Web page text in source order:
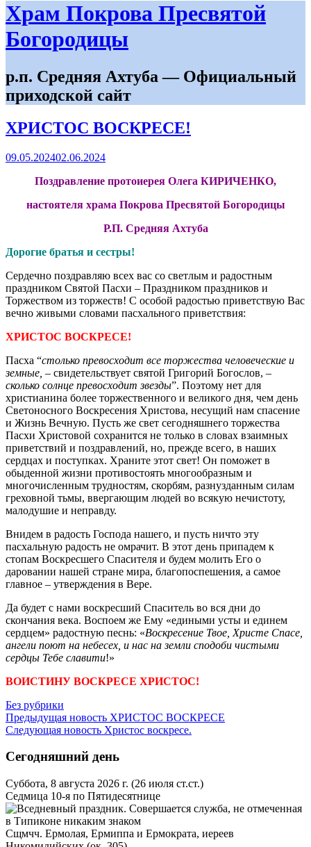
Храм Покрова Пресвятой
Богородицы
р.п. Средняя Ахтуба — Официальный
приходской сайт
ХРИСТОС ВОСКРЕСЕ!
09.05.202402.06.2024
Поздравление протоиерея Олега КИРИЧЕНКО,
настоятеля храма Покрова Пресвятой Богородицы
Р.П. Средняя Ахтуба
Дорогие братья и сестры!
Сердечно поздравляю всех вас со светлым и радостным
праздником Святой Пасхи – Праздником праздников и
Торжеством из торжеств! С особой радостью приветствую Вас
вечно живыми словами пасхального приветствия:
ХРИСТОС ВОСКРЕСЕ!
Пасха “столько превосходит все торжества человеческие и
земные, – свидетельствует святой Григорий Богослов, –
сколько солнце превосходит звезды”. Поэтому нет для
христианина более торжественного и великого дня, чем день
Светоносного Воскресения Христова, несущий нам спасение
и Жизнь Вечную. Пусть же свет сегодняшнего торжества
Пасхи Христовой сохранится не только в словах взаимных
приветствий и поздравлений, но, прежде всего, в наших
сердцах и поступках. Храните этот свет! Он поможет в
обыденной жизни противостоять многообразным и
многочисленным трудностям, скорбям, разнузданным силам
греховной тьмы, ввергающим людей во всякую нечистоту,
малодушие и неправду.
Внидем в радость Господа нашего, и пусть ничто эту
пасхальную радость не омрачит. В этот день припадем к
стопам Воскресшего Спасителя и будем молить Его о
даровании нашей стране мира, благопоспешения, а самое
главное – утверждения в Вере.
Да будет с нами воскресший Спаситель во вся дни до
скончания века. Воспоем же Ему «едиными усты и единем
сердцем» радостную песнь: «Воскресение Твое, Христе Спасе,
ангели поют на небесех, и нас на земли сподоби чистыми
сердцы Тебе славити!»
ВОИСТИНУ ВОСКРЕСЕ ХРИСТОС!
Без рубрики
Предыдущая новость ХРИСТОС ВОСКРЕСЕ
Следующая новость Христос воскресе.
Сегодняшний день
Суббота, 8 августа 2026 г. (26 июля ст.ст.)
Седмица 10-я по Пятидесятнице
Сщмчч. Ермолая, Ермиппа и Ермократа, иереев